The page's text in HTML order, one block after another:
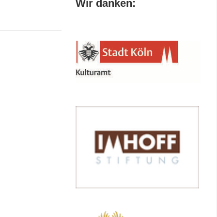
Wir danken: